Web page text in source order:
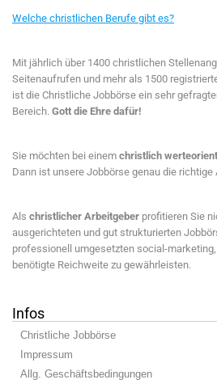
Welche christlichen Berufe gibt es?
Mit jährlich über 1400 christlichen
Seitenaufrufen und mehr als 1500
ist die Christliche Jobbörse ein sehr
Bereich. Gott die Ehre dafür!
Sie möchten bei einem christlich
Dann ist unsere Jobbörse genau die
Als christlicher Arbeitgeber profitieren Sie
ausgerichteten und gut strukturierten
professionell umgesetzten social-
benötigte Reichweite zu gewährleisten.
Infos
Christliche Jobbörse
Impressum
Allg. Geschäftsbedingungen